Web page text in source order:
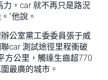
力，car 就不再只是路況
”他說。
公室黨工委委員張于威
car 測試途徑里程衝破
方公里，觸達生齒超770
最廣的城市。